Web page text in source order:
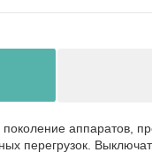
аппаратов,
перегрузок.